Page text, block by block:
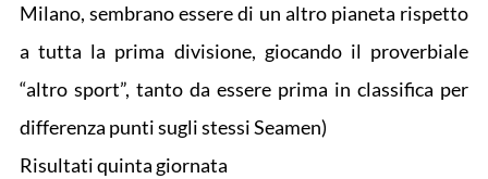
Milano, sembrano essere di un altro pianeta rispetto
a tutta la prima divisione, giocando il proverbiale
“altro sport”, tanto da essere prima in classifica per
differenza punti sugli stessi Seamen)
Risultati quinta giornata